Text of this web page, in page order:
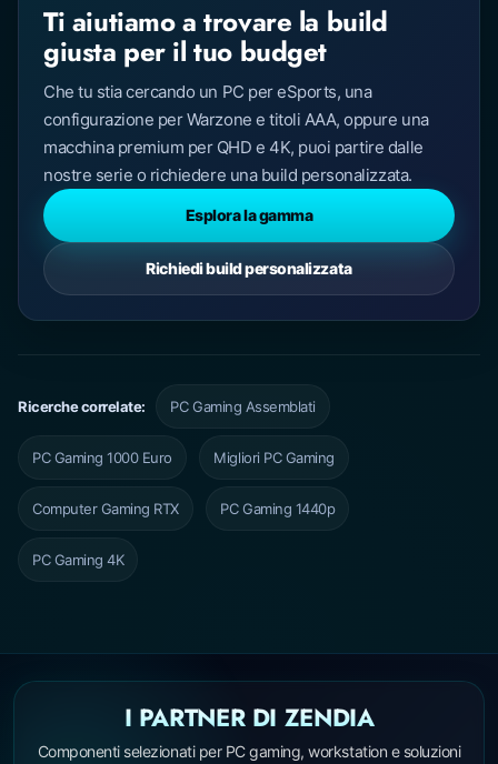
Ti aiutiamo a trovare la build
giusta per il tuo budget
Che tu stia cercando un PC per eSports, una
configurazione per Warzone e titoli AAA, oppure una
macchina premium per QHD e 4K, puoi partire dalle
nostre serie o richiedere una build personalizzata.
Esplora la gamma
Richiedi build personalizzata
Ricerche correlate: PC Gaming Assemblati
PC Gaming 1000 Euro Migliori PC Gaming
Computer Gaming RTX PC Gaming 1440p
PC Gaming 4K
I PARTNER DI ZENDIA
Componenti selezionati per PC gaming, workstation e soluzioni